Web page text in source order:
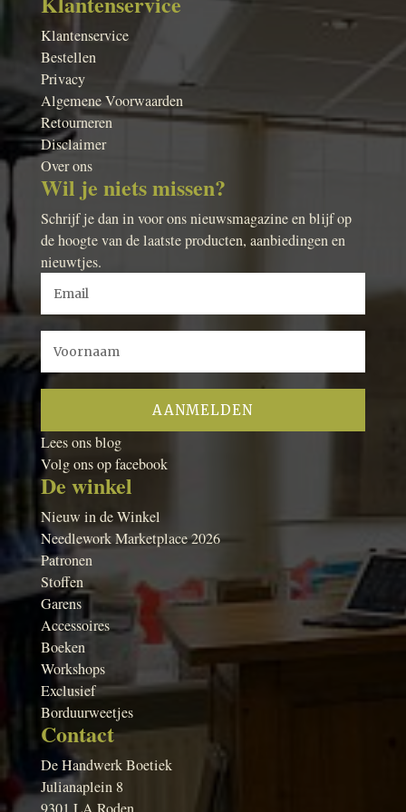
Klantenservice
Bestellen
Privacy
Algemene Voorwaarden
Retourneren
Disclaimer
Over ons
Wil je niets missen?
Schrijf je dan in voor ons nieuwsmagazine en blijf op
de hoogte van de laatste producten, aanbiedingen en
nieuwtjes.
Lees ons blog
Volg ons op facebook
De winkel
Nieuw in de Winkel
Needlework Marketplace 2026
Patronen
Stoffen
Garens
Accessoires
Boeken
Workshops
Exclusief
Borduurweetjes
Contact
De Handwerk Boetiek
Julianaplein 8